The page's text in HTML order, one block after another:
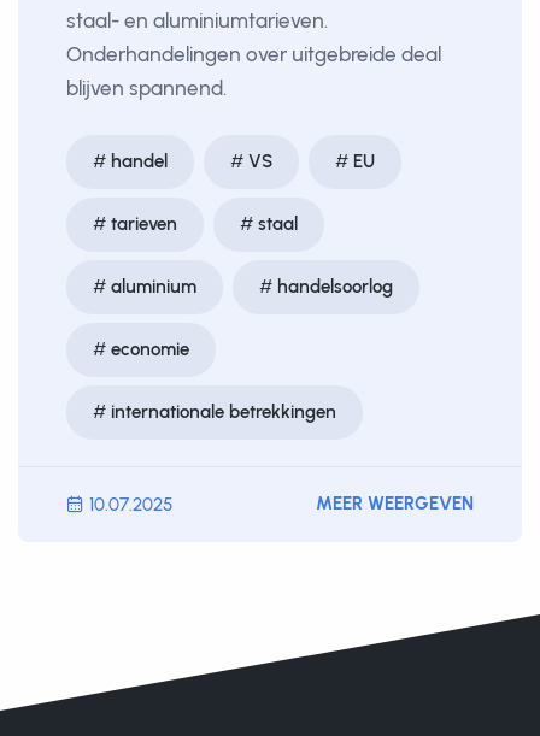
staal- en aluminiumtarieven.
Onderhandelingen over uitgebreide deal
blijven spannend.
handel VS EU
tarieven staal
aluminium handelsoorlog
economie
internationale betrekkingen
10.07.2025 MEER WEERGEVEN